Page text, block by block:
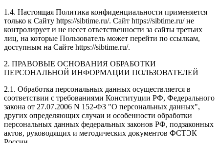
1.4. Настоящая Политика конфиденциальности применяется
только к Сайту https://sibtime.ru/. Сайт https://sibtime.ru/ не
контролирует и не несет ответственности за сайты третьих
лиц, на которые Пользователь может перейти по ссылкам,
доступным на Сайте https://sibtime.ru/.
2. ПРАВОВЫЕ ОСНОВАНИЯ ОБРАБОТКИ
ПЕРСОНАЛЬНОЙ ИНФОРМАЦИИ ПОЛЬЗОВАТЕЛЕЙ
2.1. Обработка персональных данных осуществляется в
соответствии с требованиями Конституции РФ, Федерального
закона от 27.07.2006 N 152-ФЗ "О персональных данных",
других определяющих случаи и особенности обработки
персональных данных федеральных законов РФ, подзаконных
актов, руководящих и методических документов ФСТЭК